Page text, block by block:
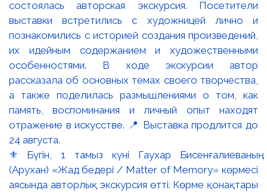
⚜️ Бүгін, 1 тамыз күні Гаухар Бисенғалиеваның
(Арухан) «Жад бедері / Matter of Memory» көрмесі
аясында авторлық экскурсия өтті. Көрме қонақтары